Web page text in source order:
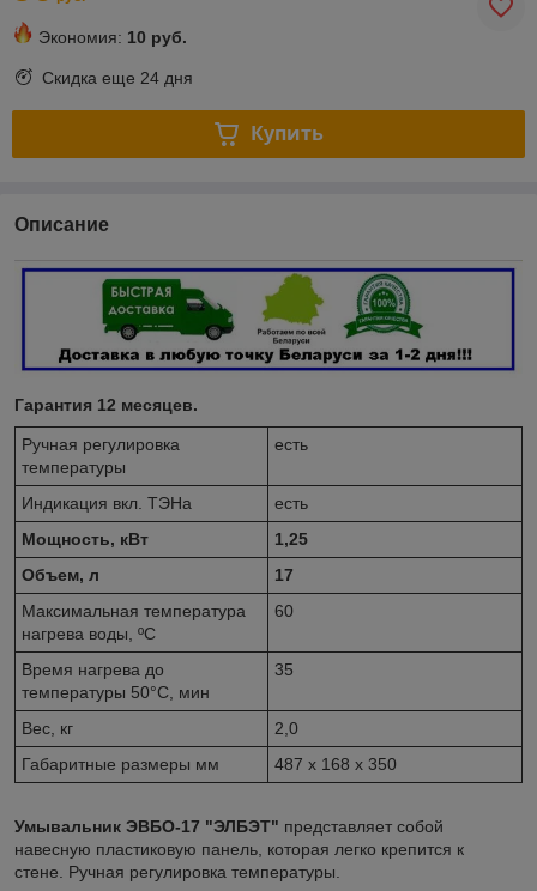
Экономия: 10 руб.
Скидка еще 24 дня
Купить
Описание
Гарантия 12 месяцев.
Ручная регулировка
температуры
есть
Индикация вкл. ТЭНа
есть
Мощность, кВт
1,25
Объем, л
17
Максимальная температура
нагрева воды, ºС
60
Время нагрева до
температуры 50°С, мин
35
Вес, кг
2,0
Габаритные размеры мм
487 х 168 х 350
Умывальник ЭВБО-17 "ЭЛБЭТ" представляет собой
навесную пластиковую панель, которая легко крепится к
стене. Ручная регулировка температуры.